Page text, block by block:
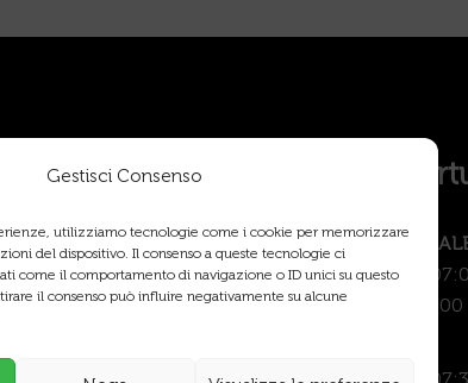
Gestisci Consenso
utilizziamo tecnologie come i cookie per memorizzare
del dispositivo. Il consenso a queste tecnologie ci
come il comportamento di navigazione o ID unici su questo
il consenso può influire negativamente su alcune
Orari di
AREA
Lunedì – Venerdì:
Sabato: 07:00 – 17:00